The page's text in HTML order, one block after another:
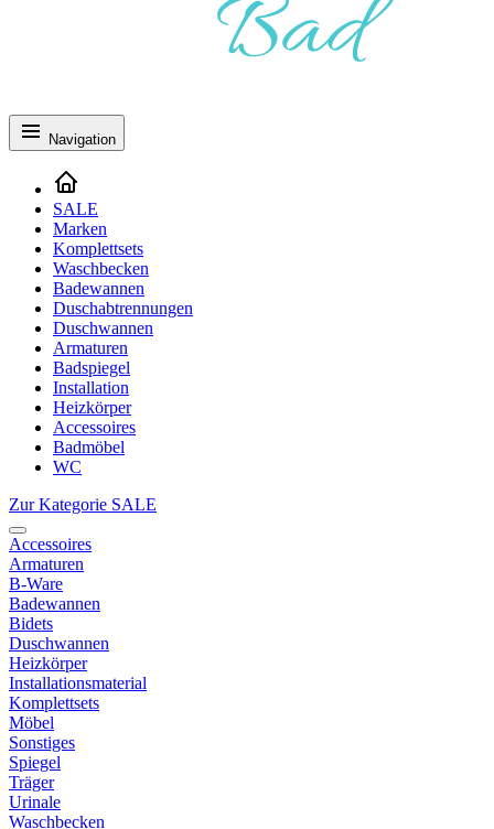
Navigation
SALE
Marken
Komplettsets
Waschbecken
Badewannen
Duschabtrennungen
Duschwannen
Armaturen
Badspiegel
Installation
Heizkörper
Accessoires
Badmöbel
WC
Zur Kategorie SALE
Accessoires
Armaturen
B-Ware
Badewannen
Bidets
Duschwannen
Heizkörper
Installationsmaterial
Komplettsets
Möbel
Sonstiges
Spiegel
Träger
Urinale
Waschbecken